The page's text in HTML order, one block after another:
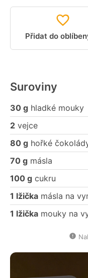
Přidat do
Suroviny
30 g hladké mouky
2 vejce
80 g hořké
70 g másla
100 g cukru
1 lžička másla na
1 lžička mouky na